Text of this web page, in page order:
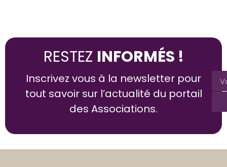
RESTEZ INFORMÉS !
Inscrivez vous à la newsletter pour
tout savoir sur l’actualité du portail
des Associations.